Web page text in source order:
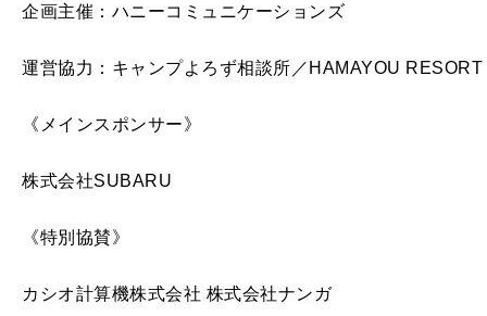
企画主催：ハニーコミュニケーションズ
運営協⼒：キャンプよろず相談所／HAMAYOU RESORT
《メインスポンサー》
株式会社SUBARU
《特別協賛》
カシオ計算機株式会社 株式会社ナンガ